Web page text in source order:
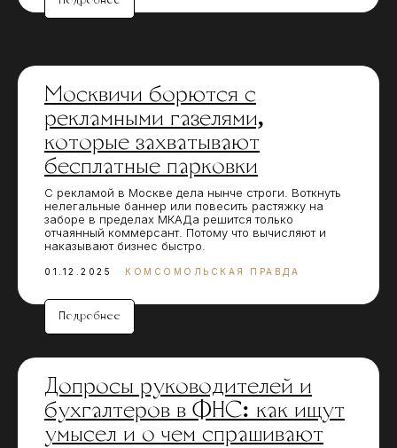
Москвичи борются с
рекламными газелями,
которые захватывают
бесплатные парковки
С рекламой в Москве дела нынче строги. Воткнуть
нелегальные баннер или повесить растяжку на
заборе в пределах МКАДа решится только
отчаянный коммерсант. Потому что вычисляют и
наказывают бизнес быстро.
01.12.2025 КОМСОМОЛЬСКАЯ ПРАВДА
Подробнее
Допросы руководителей и
бухгалтеров в ФНС: как ищут
умысел и о чем спрашивают